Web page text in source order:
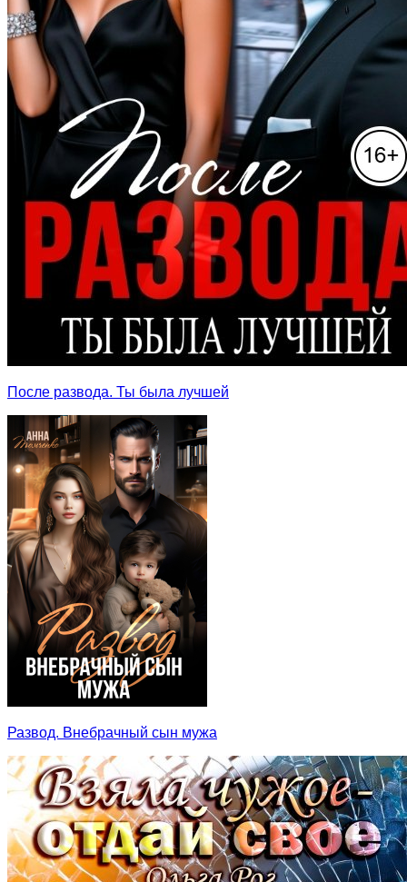
После развода. Ты была лучшей
Развод. Внебрачный сын мужа